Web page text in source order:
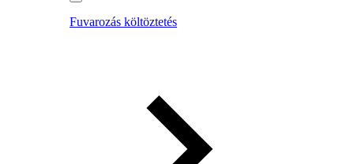
Fuvarozás költöztetés